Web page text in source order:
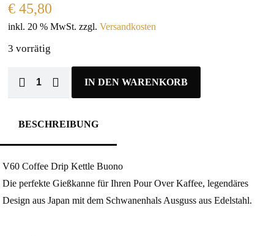
€ 45,80
inkl. 20 % MwSt. zzgl.Versandkosten
3 vorrätig
IN DEN WARENKORB
BESCHREIBUNG
V60 Coffee Drip Kettle Buono
Die perfekte Gießkanne für Ihren Pour Over Kaffee, legendäres
Design aus Japan mit dem Schwanenhals Ausguss aus Edelstahl.